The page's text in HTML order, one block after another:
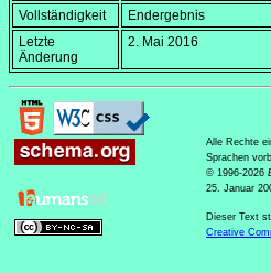
Vollständigkeit
Endergebnis
Letzte
Änderung
2. Mai 2016
Alle Rechte
Sprachen
© 1996-2026
25. Januar
Dieser Text
Creative